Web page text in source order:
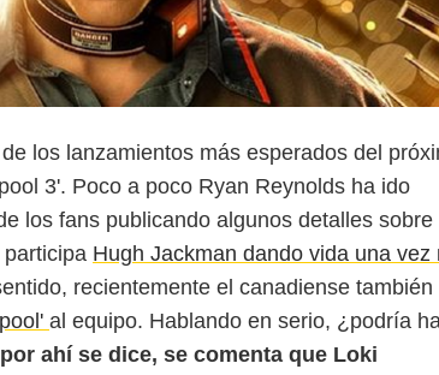
los lanzamientos más esperados del
3'. Poco a poco Ryan Reynolds ha ido
los fans publicando algunos detalles sobre
Hugh Jackman dando vida una vez
recientemente el canadiense también
al equipo. Hablando en serio, ¿podría
por ahí se dice, se comenta que Loki